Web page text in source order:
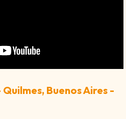
Buenos Aires -